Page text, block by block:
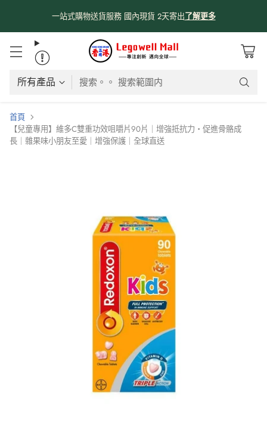
係時候分享吓我哋由採購、物流、購物網站、送貨嘅流程俾大家知啦😊
😊！ 了解更多
搜索。。 搜索範圍内
首頁
【兒童專用】維多C雙重功效咀嚼片90片｜增強抵抗力・促進骨骼成
長｜雜果味小朋友至愛｜增強保護｜全球直送